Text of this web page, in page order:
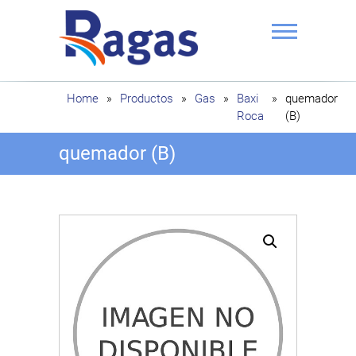
Ragas
Home » Productos » Gas »
Baxi
Roca
»
quemador
(B)
quemador (B)